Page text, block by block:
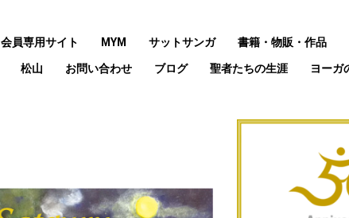
会員専用サイト MYM サットサンガ 書籍・物販・作品
松山 お問い合わせ ブログ 聖者たちの生涯 ヨーガ